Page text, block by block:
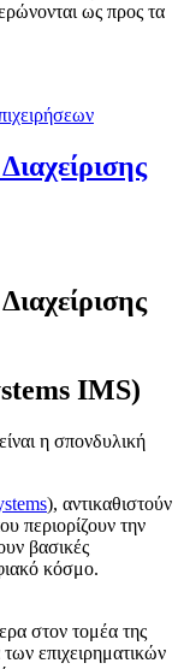
ως προς τα
IMS)
η σπονδυλική
), αντικαθιστούν
περιορίζουν την
βασικές
κόσμο.
στον τομέα της
επιχειρηματικών